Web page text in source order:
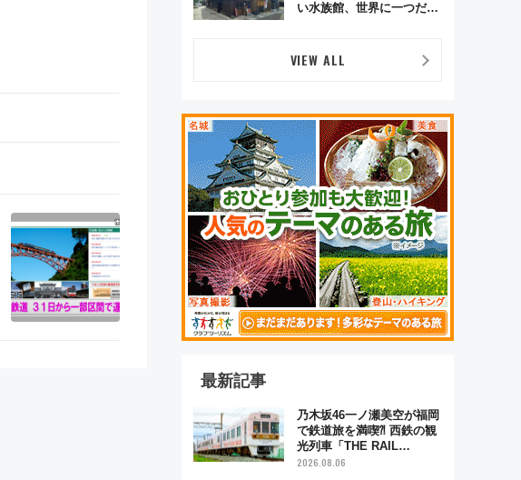
い水族館、世界に一つだけ
第2弾
VIEW ALL
最新記事
乃木坂46一ノ瀬美空が福岡
で鉄道旅を満喫⁈ 西鉄の観
光列車「THE RAIL
KITCHEN CHIKUGO」で巡
2026.08.06